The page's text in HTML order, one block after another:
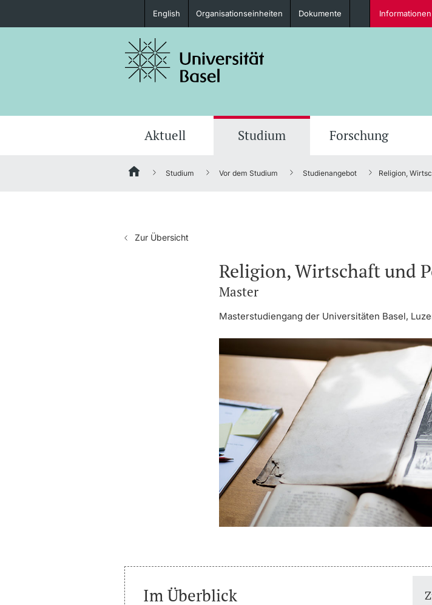
Studieninteressierte
Fördernde & Alumni
English Organisationseinheiten Dokumente
Aktuell Studium Forschung
Studium Vor dem Studium Studienangebot Religion,
Zur Übersicht
Religion, Wirtschaft und
Master
Masterstudiengang der Universitäten Basel,
Im Überblick